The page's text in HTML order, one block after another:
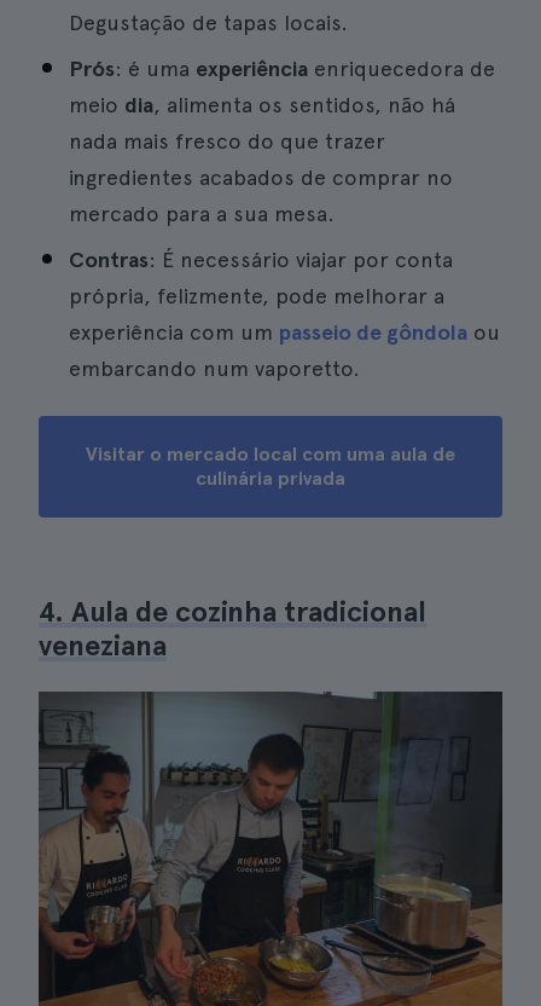
Degustação de tapas locais.
Prós: é uma experiência enriquecedora de
meio dia, alimenta os sentidos, não há
nada mais fresco do que trazer
ingredientes acabados de comprar no
mercado para a sua mesa.
Contras: É necessário viajar por conta
própria, felizmente, pode melhorar a
experiência com um passeio de gôndola ou
embarcando num vaporetto.
Visitar o mercado local com uma aula de
culinária privada
4. Aula de cozinha tradicional
veneziana